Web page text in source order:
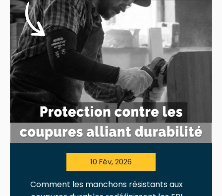
10 Fév, 2026
Comment les manchons résistants aux